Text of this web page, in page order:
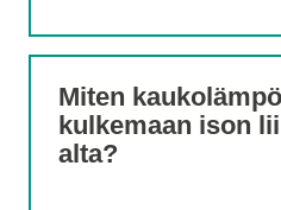
Miten
kulkemaan ison
alta?